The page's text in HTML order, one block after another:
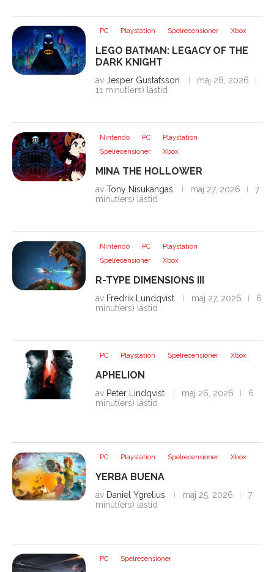
PC Playstation Spelrecensioner Xbox
LEGO BATMAN: LEGACY OF THE
DARK KNIGHT
av Jesper Gustafsson
maj 28, 2026
11 minut(ers) lästid
Nintendo PC
Playstation
Spelrecensioner
Xbox
MINA THE HOLLOWER
av Tony Nisukangas maj 27, 2026
7
minut(ers) lästid
Nintendo PC
Playstation
Spelrecensioner
Xbox
R-TYPE DIMENSIONS III
av Fredrik Lundqvist maj 27, 2026
6
minut(ers) lästid
PC Playstation Spelrecensioner Xbox
APHELION
av Peter Lindqvist maj 26, 2026
6
minut(ers) lästid
PC Playstation Spelrecensioner Xbox
YERBA BUENA
av Daniel Ygrelius maj 25, 2026
7
minut(ers) lästid
PC Spelrecensioner